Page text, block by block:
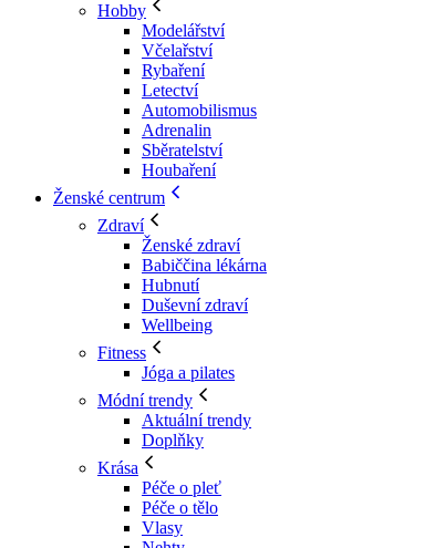
Hobby
Modelářství
Včelařství
Rybaření
Letectví
Automobilismus
Adrenalin
Sběratelství
Houbaření
Ženské centrum
Zdraví
Ženské zdraví
Babiččina lékárna
Hubnutí
Duševní zdraví
Wellbeing
Fitness
Jóga a pilates
Módní trendy
Aktuální trendy
Doplňky
Krása
Péče o pleť
Péče o tělo
Vlasy